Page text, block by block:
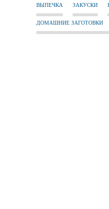
ВЫПЕЧКА ЗАКУСКИ
ДОМАШНИЕ ЗАГОТОВКИ